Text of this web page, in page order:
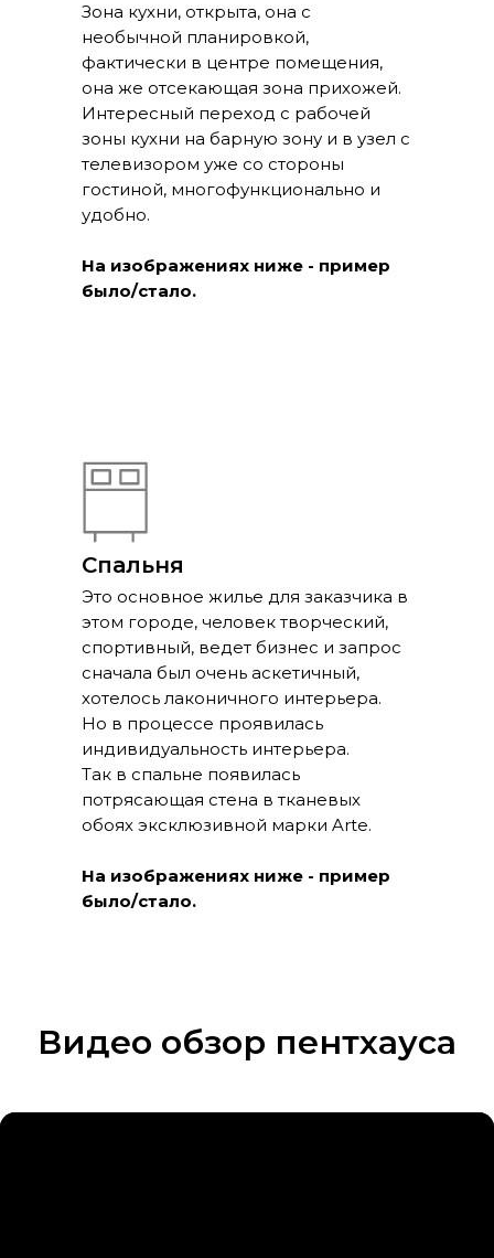
Зона кухни, открыта, она с
необычной планировкой,
фактически в центре помещения,
она же отсекающая зона прихожей.
Интересный переход с рабочей
зоны кухни на барную зону и в узел с
телевизором уже со стороны
гостиной, многофункционально и
удобно.
На изображениях ниже - пример
было/стало.
Спальня
Это основное жилье для заказчика в
этом городе, человек творческий,
спортивный, ведет бизнес и запрос
сначала был очень аскетичный,
хотелось лаконичного интерьера.
Но в процессе проявилась
индивидуальность интерьера.
Так в спальне появилась
потрясающая стена в тканевых
обоях эксклюзивной марки Arte.
На изображениях ниже - пример
было/стало.
Алиса Свистунова
Видео обзор пентхауса